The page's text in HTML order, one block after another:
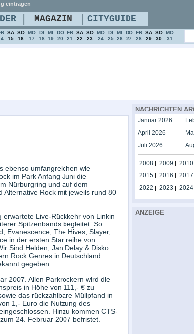
ebenso umfangreichen wie
im Park Anfang Juni die
Nürburgring und auf dem
Alternative Rock mit jeweils rund 80
erwartete Live-Rückkehr von Linkin
Spitzenbands begleitet. So
Evanescence, The Hives, Slayer,
in der ersten Startreihe von
Sind Helden, Jan Delay & Disko
Rock Genres in Deutschland.
gegeben.
2007. Allen Parkrockern wird die
in Höhe von 111,- € zu
das rückzahlbare Müllpfand in
1,- Euro die Nutzung des
Hinzu kommen CTS-
24. Februar 2007 befristet.
NACHRICHTEN
Januar 2026
April 2026
Juli 2026
2008| 2009 | 2010
2015| 2016 | 2017
2022 | 2023 | 2024
ANZEIGE
eintragen
| MAGAZIN | CITYGUIDE
SA
15
SO
16
MO
17
DI
18
MI
19
DO
20
FR
21
SA
22
SO
23
MO
24
DI
25
MI
26
DO
27
FR
28
SA
29
SO
30
MO
31